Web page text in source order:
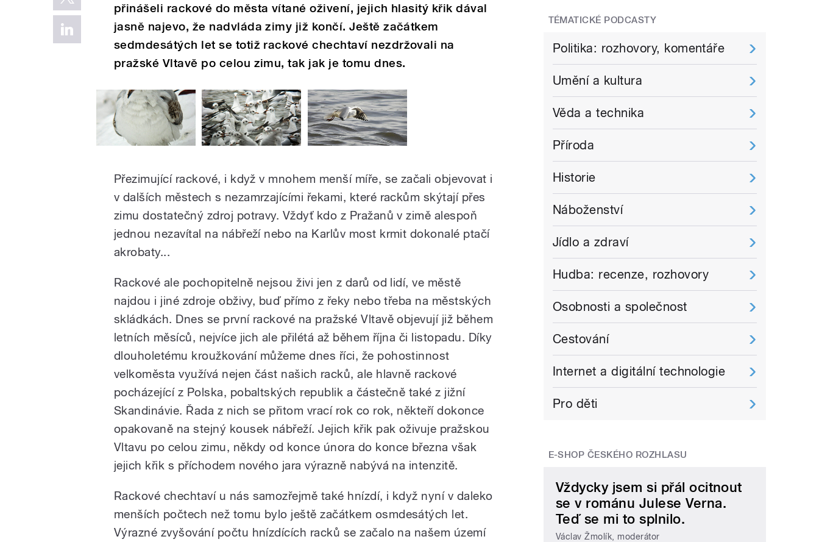
přinášeli rackové do města vítané oživení, jejich hlasitý křik dával
jasně najevo, že nadvláda zimy již končí. Ještě začátkem
sedmdesátých let se totiž rackové chechtaví nezdržovali na
pražské Vltavě po celou zimu, tak jak je tomu dnes.
Přezimující rackové, i když v mnohem menší míře, se začali objevovat i
v dalších městech s nezamrzajícími řekami, které rackům skýtají přes
zimu dostatečný zdroj potravy. Vždyť kdo z Pražanů v zimě alespoň
jednou nezavítal na nábřeží nebo na Karlův most krmit dokonalé ptačí
akrobaty...
Rackové ale pochopitelně nejsou živi jen z darů od lidí, ve městě
najdou i jiné zdroje obživy, buď přímo z řeky nebo třeba na městských
skládkách. Dnes se první rackové na pražské Vltavě objevují již během
letních měsíců, nejvíce jich ale přilétá až během října či listopadu. Díky
dlouholetému kroužkování můžeme dnes říci, že pohostinnost
velkoměsta využívá nejen část našich racků, ale hlavně rackové
pocházející z Polska, pobaltských republik a částečně také z jižní
Skandinávie. Řada z nich se přitom vrací rok co rok, někteří dokonce
opakovaně na stejný kousek nábřeží. Jejich křik pak oživuje pražskou
Vltavu po celou zimu, někdy od konce února do konce března však
jejich křik s příchodem nového jara výrazně nabývá na intenzitě.
Rackové chechtaví u nás samozřejmě také hnízdí, i když nyní v daleko
menších počtech než tomu bylo ještě začátkem osmdesátých let.
Výrazné zvyšování počtu hnízdících racků se začalo na našem území
TÉMATICKÉ PODCASTY
Politika: rozhovory, komentáře
Umění a kultura
Věda a technika
Příroda
Historie
Náboženství
Jídlo a zdraví
Hudba: recenze, rozhovory
Osobnosti a společnost
Cestování
Internet a digitální technologie
Pro děti
E-SHOP ČESKÉHO ROZHLASU
Vždycky jsem si přál ocitnout
se v románu Julese Verna.
Teď se mi to splnilo.
Václav Žmolík, moderátor